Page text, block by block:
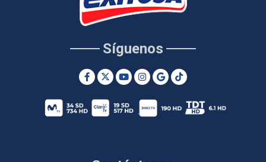
Síguenos